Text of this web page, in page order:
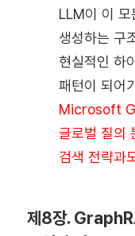
LLM이 이 모
생성하는 구
현실적인 하
패턴이 되어
Microsoft
글로벌 질의
검색 전략과
제8장.